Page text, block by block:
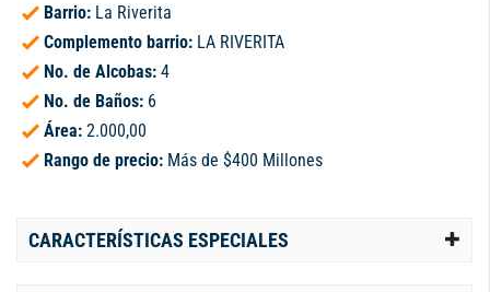
Barrio: La Riverita
Complemento barrio: LA RIVERITA
No. de Alcobas: 4
No. de Baños: 6
Área: 2.000,00
Rango de precio: Más de $400 Millones
CARACTERÍSTICAS ESPECIALES